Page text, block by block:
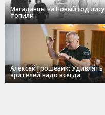
Магаданцы на Новый год лису
топили
Алексей Грошевик: Удивлять
зрителей надо всегда.